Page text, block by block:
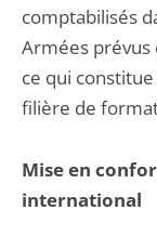
comptabilisés
Armées
ce qui
filière de
Mise en
international